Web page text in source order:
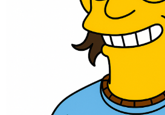
proyectos
recursos
laboratorio ia